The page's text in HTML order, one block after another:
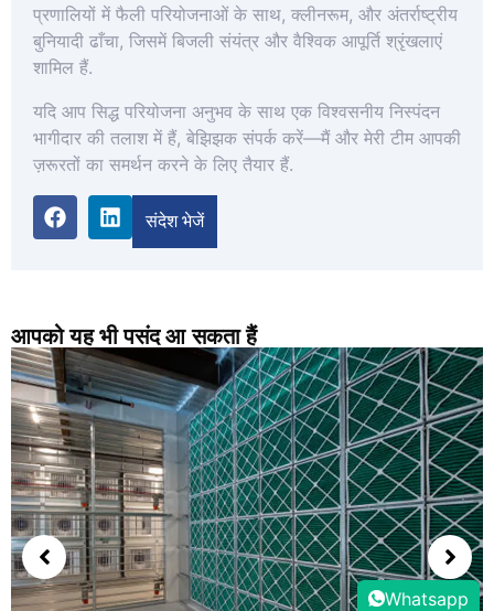
प्रणालियों में फैली परियोजनाओं के साथ, क्लीनरूम, और अंतर्राष्ट्रीय
बुनियादी ढाँचा, जिसमें बिजली संयंत्र और वैश्विक आपूर्ति श्रृंखलाएं
शामिल हैं.
यदि आप सिद्ध परियोजना अनुभव के साथ एक विश्वसनीय निस्पंदन
भागीदार की तलाश में हैं, बेझिझक संपर्क करें—मैं और मेरी टीम आपकी
ज़रूरतों का समर्थन करने के लिए तैयार हैं.
संदेश भेजें
आपको यह भी पसंद आ सकता हैं
Whatsapp